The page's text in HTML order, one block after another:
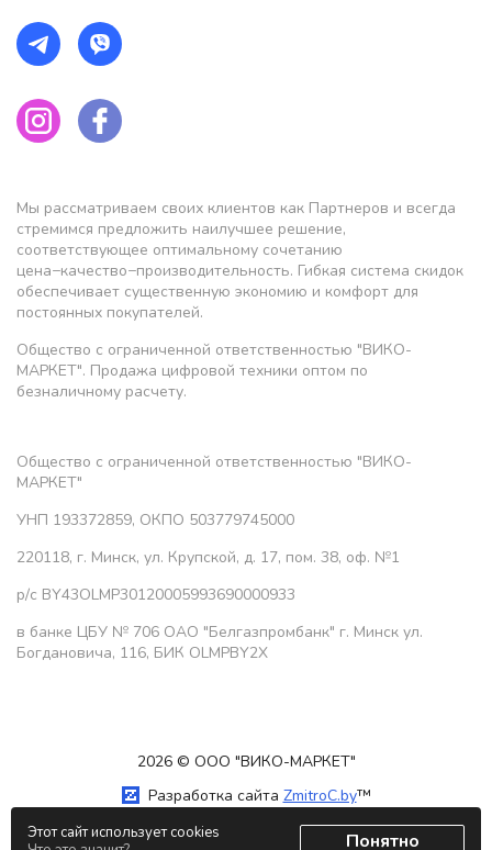
Мы рассматриваем своих клиентов как Партнеров и всегда
стремимся предложить наилучшее решение,
соответствующее оптимальному сочетанию
цена−качество−производительность. Гибкая система скидок
обеспечивает существенную экономию и комфорт для
постоянных покупателей.
Общество с ограниченной ответственностью "ВИКО-
МАРКЕТ". Продажа цифровой техники оптом по
безналичному расчету.
Общество с ограниченной ответственностью "ВИКО-
МАРКЕТ"
УНП 193372859, ОКПО 503779745000
220118, г. Минск, ул. Крупской, д. 17, пом. 38, оф. №1
р/с BY43OLMP30120005993690000933
в банке ЦБУ № 706 ОАО "Белгазпромбанк" г. Минск ул.
Богдановича, 116, БИК OLMPBY2X
2026 © ООО "ВИКО-МАРКЕТ"
Разработка сайта ZmitroC.by™
Этот сайт использует cookies
Понятно